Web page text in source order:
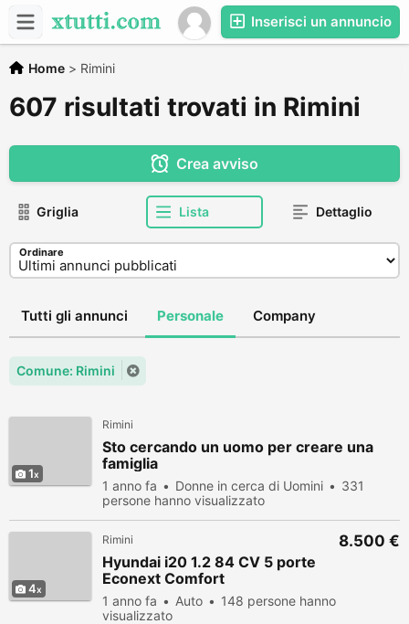
Inserisci un annuncio
Home > Rimini
607 risultati trovati in Rimini
Crea avviso
Griglia Lista Dettaglio
Ordinare
Tutti gli annunci Personale Company
Comune: Rimini
1
Rimini
Sto cercando un uomo per creare una
famiglia
1 anno fa Donne in cerca di Uomini
331
persone hanno visualizzato
4
Rimini
Hyundai i20 1.2 84 CV 5 porte
Econext Comfort
1 anno fa Auto
148 persone hanno
visualizzato
8.500 €